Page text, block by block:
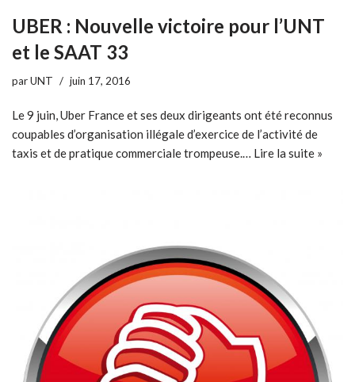
UBER : Nouvelle victoire pour l’UNT
et le SAAT 33
parUNT juin 17, 2016
Le 9 juin, Uber France et ses deux dirigeants ont été reconnus
coupables d’organisation illégale d’exercice de l’activité de
taxis et de pratique commerciale trompeuse.… Lire la suite »